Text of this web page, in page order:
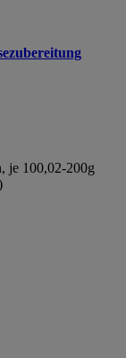
je 100,02-200g